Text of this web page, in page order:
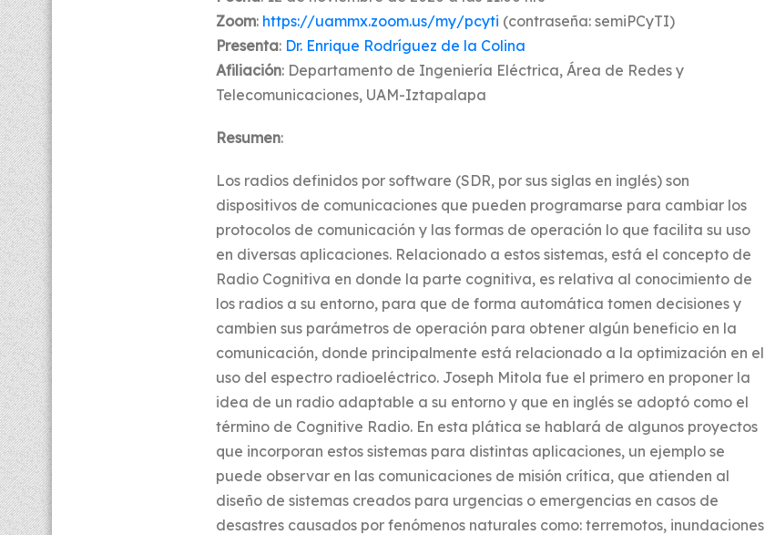
Zoom: https://uammx.zoom.us/my/pcyti (contraseña: semiPCyTI)
Presenta: Dr. Enrique Rodrí­guez de la Colina
Afiliación: Departamento de Ingeniería Eléctrica, Área de Redes y
Telecomunicaciones, UAM-Iztapalapa
Resumen:
Los radios definidos por software (SDR, por sus siglas en inglés) son
dispositivos de comunicaciones que pueden programarse para cambiar los
protocolos de comunicación y las formas de operación lo que facilita su uso
en diversas aplicaciones. Relacionado a estos sistemas, está el concepto de
Radio Cognitiva en donde la parte cognitiva, es relativa al conocimiento de
los radios a su entorno, para que de forma automática tomen decisiones y
cambien sus parámetros de operación para obtener algún beneficio en la
comunicación, donde principalmente está relacionado a la optimización en el
uso del espectro radioeléctrico. Joseph Mitola fue el primero en proponer la
idea de un radio adaptable a su entorno y que en inglés se adoptó como el
término de Cognitive Radio. En esta plática se hablará de algunos proyectos
que incorporan estos sistemas para distintas aplicaciones, un ejemplo se
puede observar en las comunicaciones de misión crítica, que atienden al
diseño de sistemas creados para urgencias o emergencias en casos de
desastres causados por fenómenos naturales como: terremotos, inundaciones